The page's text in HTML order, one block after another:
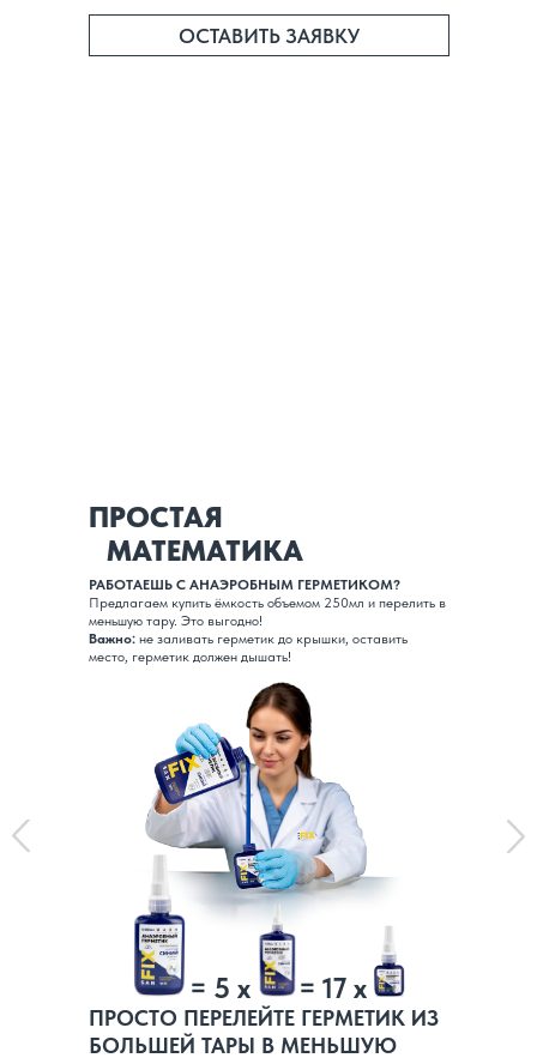
ОСТАВИТЬ ЗАЯВКУ
МАТЕМАТИКА
ПРОСТАЯ
ПРОСТО ПЕРЕЛЕЙТЕ ГЕРМЕТИК ИЗ
БОЛЬШЕЙ ТАРЫ В МЕНЬШУЮ
= 5 x = 17 x
РАБОТАЕШЬ С АНАЭРОБНЫМ ГЕРМЕТИКОМ?
Предлагаем купить ёмкость объемом 250мл и перелить в
меньшую тару. Это выгодно!
Важно: не заливать герметик до крышки, оставить
место, герметик должен дышать!